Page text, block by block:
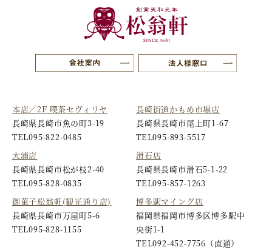
本店／2F 喫茶セヴィリヤ
長崎県長崎市魚の町3-19
TEL095-822-0485
大浦店
長崎県長崎市松が枝2-40
TEL095-828-0835
御菓子松翁軒(観光通り店)
長崎県長崎市万屋町5-6
TEL095-828-1155
長崎街道かもめ市場店
長崎県長崎市尾上町1-67
TEL095-893-5517
滑石店
長崎県長崎市滑石5-1-22
TEL095-857-1263
博多駅マイング店
福岡県福岡市博多区博多駅中
央街1-1
TEL092-452-7756 （直通）